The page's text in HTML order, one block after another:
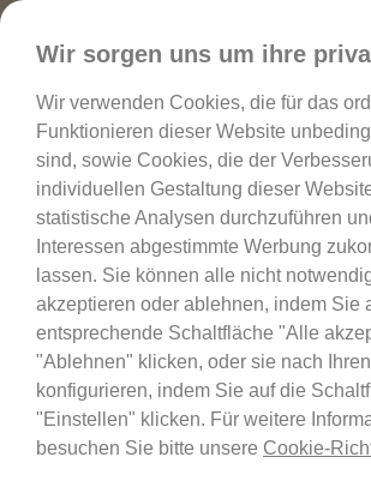
Wir sorgen uns um ihre
Wir verwenden Cookies, die für das
Funktionieren dieser Website
sind, sowie Cookies, die der
individuellen Gestaltung dieser
statistische Analysen durchzuführen
Interessen abgestimmte Werbung
lassen. Sie können alle nicht
akzeptieren oder ablehnen, indem Sie
entsprechende Schaltfläche "Alle
"Ablehnen" klicken, oder sie nach
konfigurieren, indem Sie auf die
"Einstellen" klicken. Für weitere
besuchen Sie bitte unsere Cookie-